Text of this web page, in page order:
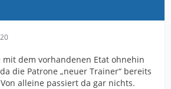
mit dem vorhandenen Etat ohnehin
die Patrone „neuer Trainer“ bereits
alleine passiert da gar nichts.